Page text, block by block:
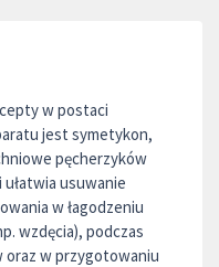
w postaci
jest symetykon,
pęcherzyków
usuwanie
w łagodzeniu
wzdęcia), podczas
oraz w przygotowaniu